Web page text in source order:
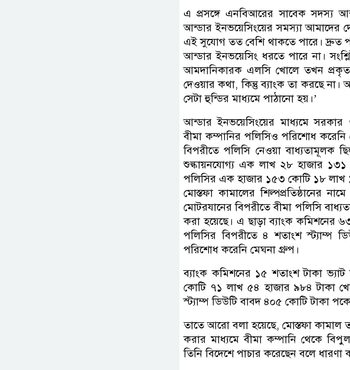
এ প্রসঙ্গে এনবিআরের সাবেক সদস্য
আন্ডার ইনভয়েসিংয়ের সমস্যা আমাদের
এই সুযোগ তত বেশি থাকতে পারে। দ্রুত
আন্ডার ইনভয়েসিং ধরতে পারে না।
আমদানিকারক এলসি খোলে তখন প্রকৃত
দেওয়ার কথা, কিন্তু ব্যাংক তা করছে না।
সেটা হুন্ডির মাধ্যমে পাঠানো হয়।’
আন্ডার ইনভয়েসিংয়ের মাধ্যমে সরকার
বীমা কম্পানির পলিসিও পরিশোধ করেনি
বিপরীতে পলিসি নেওয়া বাধ্যতামূলক
শুল্কায়নযোগ্য এক লাখ ২৮ হাজার
পলিসির এক হাজার ১৫৩ কোটি ১৮ লাখ
মোস্তফা কামালের শিল্পপ্রতিষ্ঠানের
মোটরযানের বিপরীতে বীমা পলিসি
করা হয়েছে। এ ছাড়া ব্যাংক কমিশনের
পলিসির বিপরীতে ৪ শতাংশ স্ট্যাম্প
পরিশোধ করেনি মেঘনা গ্রুপ।
ব্যাংক কমিশনের ১৫ শতাংশ টাকা
কোটি ৭১ লাখ ৫৪ হাজার ৯৮৪ টাকা
স্ট্যাম্প ডিউটি বাবদ ৪০৫ কোটি টাকা
তাতে আরো বলা হয়েছে, মোস্তফা কামাল
করার মাধ্যমে বীমা কম্পানি থেকে
তিনি বিদেশে পাচার করেছেন বলে ধারণা